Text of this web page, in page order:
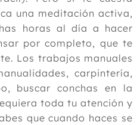
una meditación activa,
horas al día a hacer
por completo, que te
Los trabajos manuales
carpintería,
buscar conchas en la
toda tu atención y
que cuando haces se